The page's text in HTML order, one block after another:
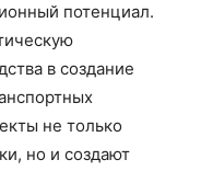
потенциал.
в создание
не только
но и создают